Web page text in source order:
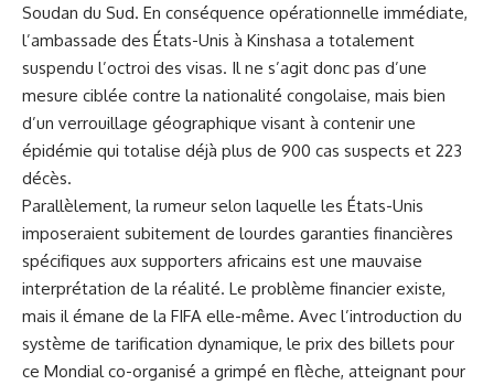
Soudan du Sud. En conséquence opérationnelle immédiate,
l’ambassade des États-Unis à Kinshasa a totalement
suspendu l’octroi des visas. Il ne s’agit donc pas d’une
mesure ciblée contre la nationalité congolaise, mais bien
d’un verrouillage géographique visant à contenir une
épidémie qui totalise déjà plus de 900 cas suspects et 223
décès.
Parallèlement, la rumeur selon laquelle les États-Unis
imposeraient subitement de lourdes garanties financières
spécifiques aux supporters africains est une mauvaise
interprétation de la réalité. Le problème financier existe,
mais il émane de la FIFA elle-même. Avec l’introduction du
système de tarification dynamique, le prix des billets pour
ce Mondial co-organisé a grimpé en flèche, atteignant pour